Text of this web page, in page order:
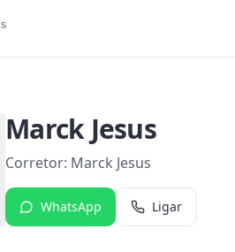
Marck Jesus
Corretor: Marck Jesus
WhatsApp Ligar